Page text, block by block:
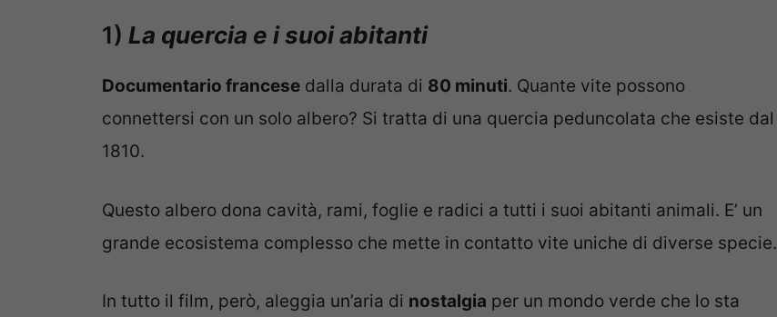
1) La quercia e i suoi abitanti
Documentario francese dalla durata di 80 minuti. Quante vite possono
connettersi con un solo albero? Si tratta di una quercia peduncolata che esiste dal
1810.
Questo albero dona cavità, rami, foglie e radici a tutti i suoi abitanti animali. E’ un
grande ecosistema complesso che mette in contatto vite uniche di diverse specie.
In tutto il film, però, aleggia un’aria di nostalgia per un mondo verde che lo sta